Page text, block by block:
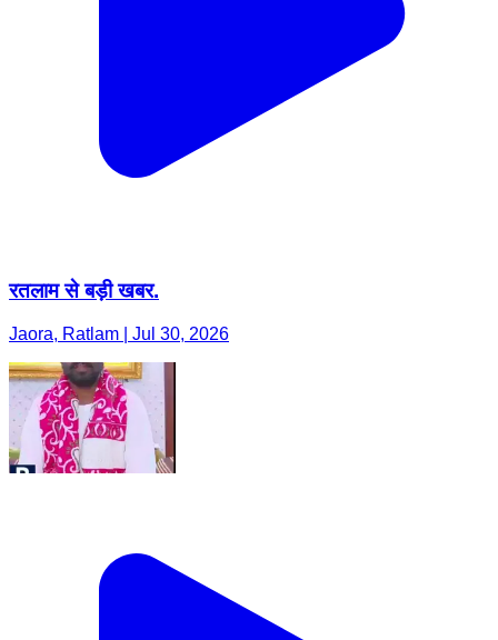
रतलाम से बड़ी खबर.
Jaora, Ratlam | Jul 30, 2026